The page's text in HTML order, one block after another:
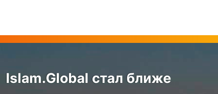
Islam.Global стал ближе